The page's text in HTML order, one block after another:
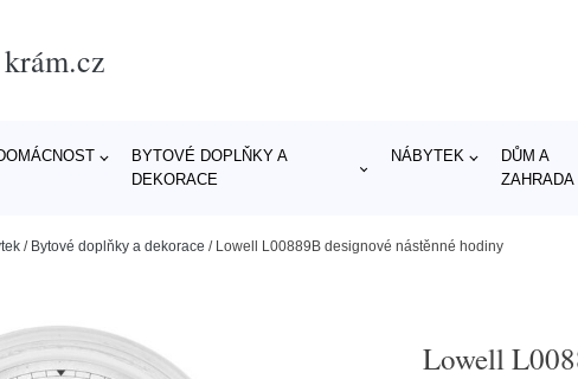
BYTOVÉ DOPLŇKY A
DEKORACE
NÁBYTEK
DŮM A
ZAHRADA
/ Bytové doplňky a dekorace / Lowell L00889B designové nástěnné hodiny
Lowell